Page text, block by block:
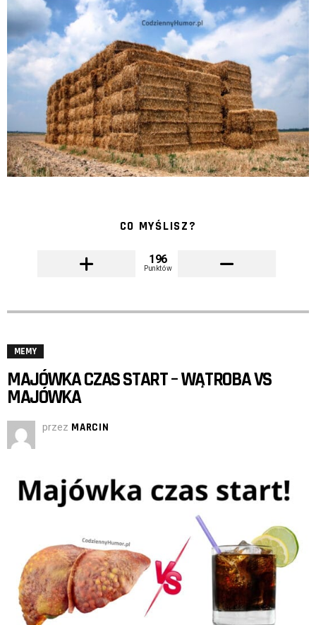
CO MYŚLISZ?
196
Punktów
MEMY
MAJÓWKA CZAS START – WĄTROBA VS
MAJÓWKA
przez MARCIN